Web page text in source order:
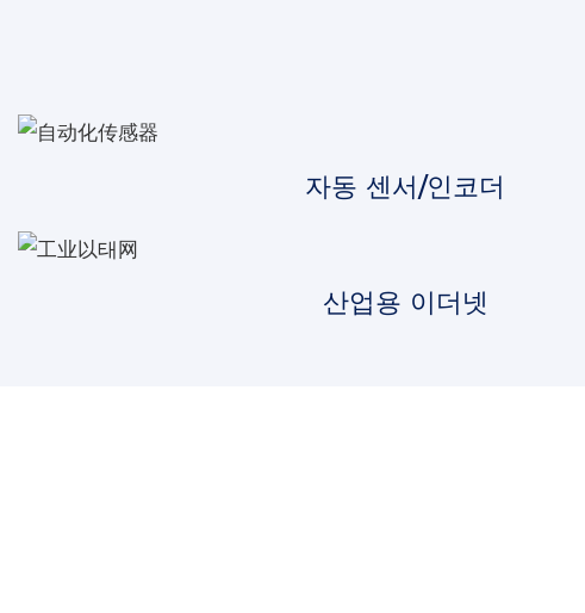
자동 센서/인코더
산업용 이더넷